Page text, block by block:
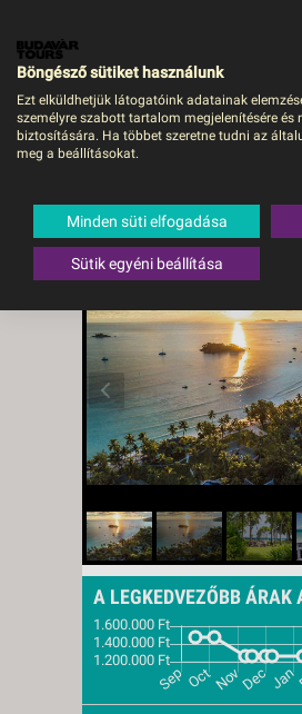
Seychelle-
Praslin -
Seychelle-szigetek,
A LEGKEDVEZŐBB ÁRAK
Böngésző sütiket használunk
Ezt elküldhetjük látogatóink adatainak
személyre szabott tartalom megjelenítésére és
biztosítására. Ha többet szeretne tudni az
meg a beállításokat.
Minden süti elfogadása
Sütik egyéni beállítása